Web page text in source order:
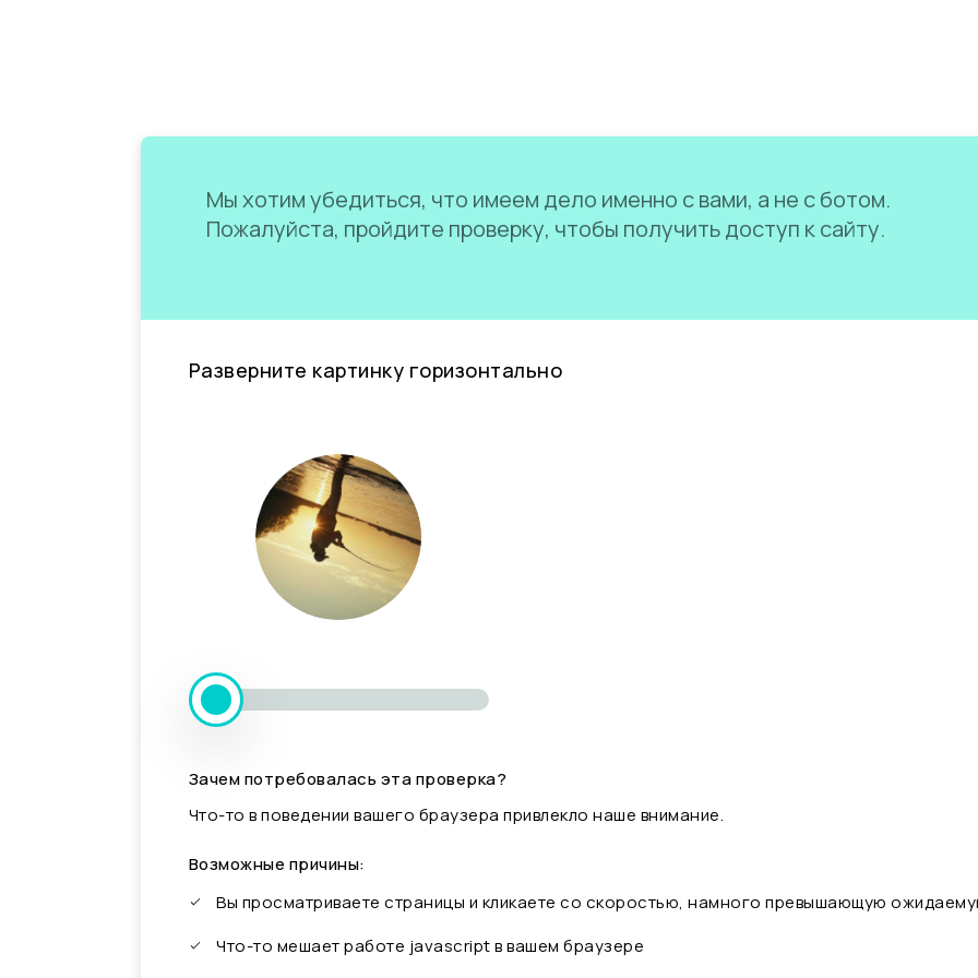
Мы хотим убедиться, что имеем дело именно с вами, а не с ботом.
Пожалуйста, пройдите проверку, чтобы получить доступ к сайту.
Разверните картинку горизонтально
Зачем потребовалась эта проверка?
Что-то в поведении вашего браузера привлекло наше внимание.
Возможные причины:
Вы просматриваете страницы и кликаете со скоростью, намного превышающую
Что-то мешает работе javascript в вашем браузере